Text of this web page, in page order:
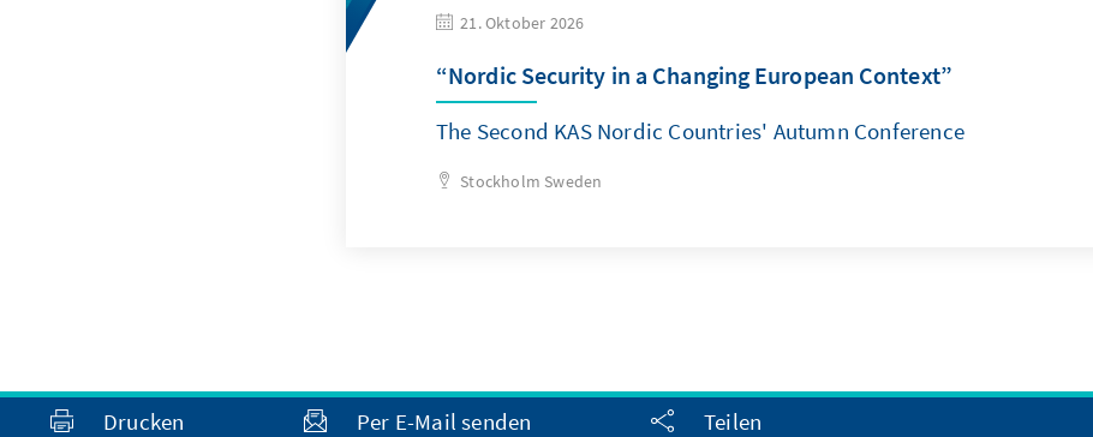
21. Oktober 2026
“Nordic Security in a Changing European Context”
The Second KAS Nordic Countries' Autumn Conference
Stockholm Sweden
Drucken Per E-Mail senden Teilen